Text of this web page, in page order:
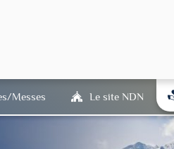
Messes Le site NDN